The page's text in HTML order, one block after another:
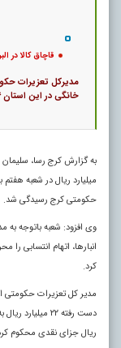
قاچاق کالا در البرز ۴۴ میلیارد ریال جریمه روی دست
مدیرکل تعزیرات
خانگی در این استان ۴۴ میلیارد ریال جریمه شد.
میلیارد ریال در شعبه
حکومتی کرج رسیدگی شد.
وی افزود: شعبه باتوجه به
کرد.
مدیر کل تعزیرات حکومتی
ریال جزای نقدی محکوم